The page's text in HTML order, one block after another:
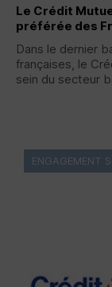
Le Crédit
préférée des
Dans le dernier
françaises, le
sein du secteur
ENGAGEMENT